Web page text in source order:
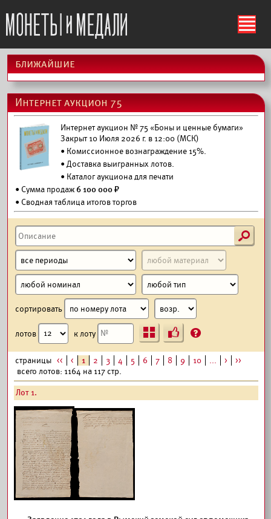
ś
ближайшие
Интернет аукцион 75
Интернет аукцион № 75 «Боны и ценные бумаги»
Закрыт 10 Июля 2026 г. в 12:00 (МСК)
• Комиссионное вознаграждение 15%.
•Доставка выигранных лотов.
• Каталог аукциона для печати
• Сумма продаж6 100 000 ₽
• Сводная таблица итогов торгов
s
сортировать
лотов к лоту Ъ ?
страницы << < 1 2 3 4 5 6 7 8 9 10 ... >
>>
всего лотов: 1164 на 117 стр.
Лот 1.